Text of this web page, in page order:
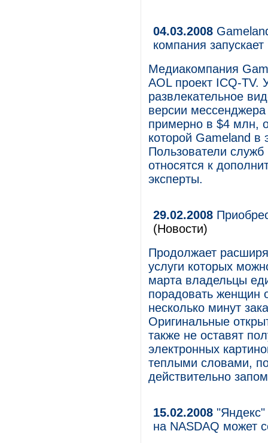
04.03.2008
компания
Медиакомпания
AOL проект ICQ-TV.
развлекательное
версии
примерно в $4 млн,
которой Gameland в
Пользователи
относятся к
эксперты.
29.02.2008
(Новости)
Продолжает
услуги которых
марта владельцы
порадовать женщин
несколько минут
Оригинальные
также не оставят
электронных
теплыми словами,
действительно
15.02.2008 "Яндекс"
на NASDAQ может